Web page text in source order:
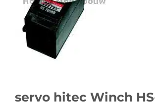
servo hitec Winch